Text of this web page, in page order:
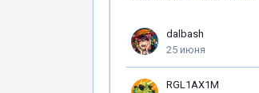
dalbash
25 июня
RGL1AX1M